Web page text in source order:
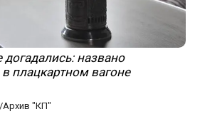
догадались: названо
плацкартном вагоне
"КП"